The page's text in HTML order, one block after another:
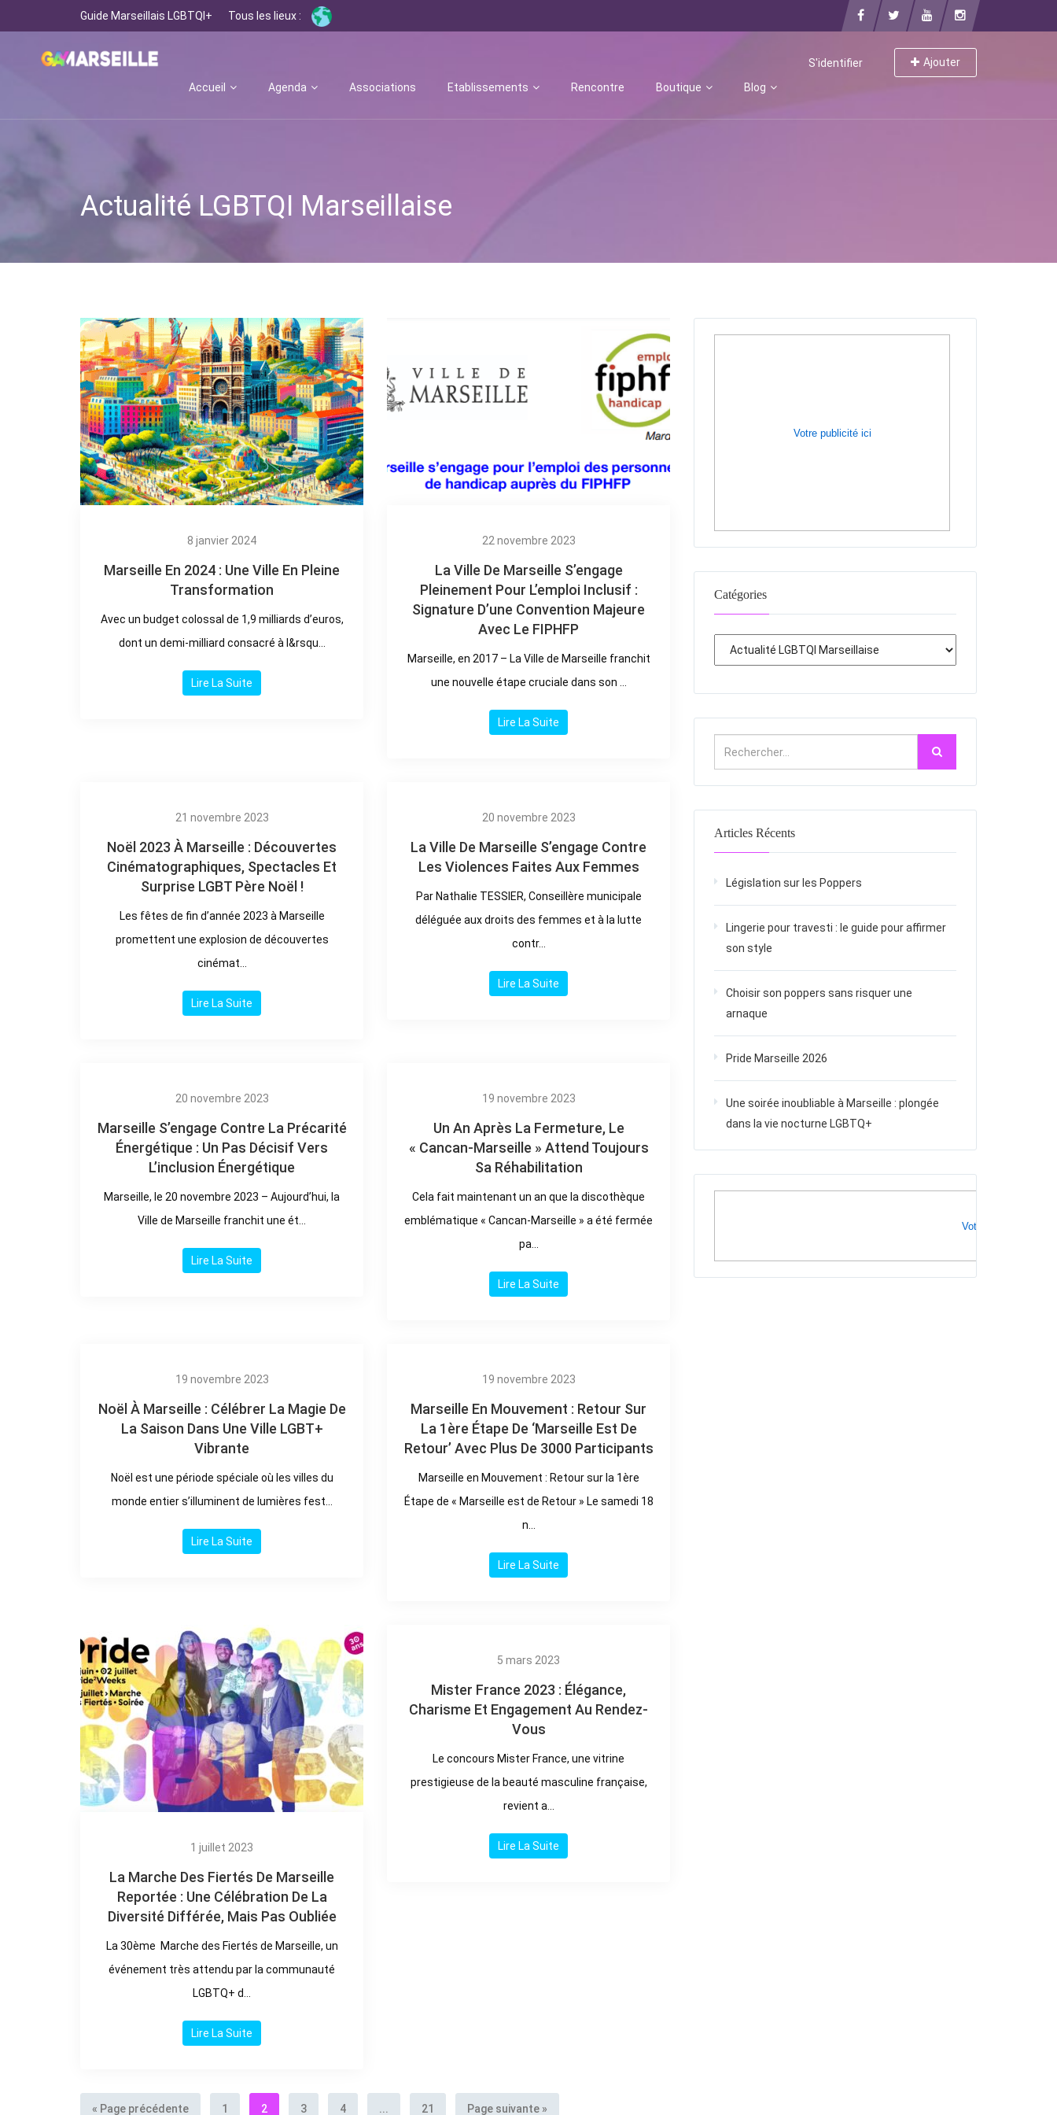
Guide Marseillais LGBTQI+ Tous les lieux :
S'identifier
Ajouter
Accueil
Agenda Associations Etablissements Rencontre Boutique Blog
Actualité LGBTQI Marseillaise
8 janvier 2024
Marseille En 2024 : Une Ville En Pleine
Transformation
Avec un budget colossal de 1,9 milliards d’euros,
dont un demi-milliard consacré à l&rsqu...
Lire La Suite
22 novembre 2023
La Ville De Marseille S’engage
Pleinement Pour L’emploi Inclusif :
Signature D’une Convention Majeure
Avec Le FIPHFP
Marseille, en 2017 – La Ville de Marseille franchit
une nouvelle étape cruciale dans son ...
Lire La Suite
21 novembre 2023
Noël 2023 À Marseille : Découvertes
Cinématographiques, Spectacles Et
Surprise LGBT Père Noël !
Les fêtes de fin d’année 2023 à Marseille
promettent une explosion de découvertes
cinémat...
Lire La Suite
20 novembre 2023
La Ville De Marseille S’engage Contre
Les Violences Faites Aux Femmes
Par Nathalie TESSIER, Conseillère municipale
déléguée aux droits des femmes et à la lutte
contr...
Lire La Suite
20 novembre 2023
Marseille S’engage Contre La Précarité
Énergétique : Un Pas Décisif Vers
L’inclusion Énergétique
Marseille, le 20 novembre 2023 – Aujourd’hui, la
Ville de Marseille franchit une ét...
Lire La Suite
19 novembre 2023
Un An Après La Fermeture, Le
« Cancan-Marseille » Attend Toujours
Sa Réhabilitation
Cela fait maintenant un an que la discothèque
emblématique « Cancan-Marseille » a été fermée
pa...
Lire La Suite
19 novembre 2023
Noël À Marseille : Célébrer La Magie De
La Saison Dans Une Ville LGBT+
Vibrante
Noël est une période spéciale où les villes du
monde entier s’illuminent de lumières fest...
Lire La Suite
19 novembre 2023
Marseille En Mouvement : Retour Sur
La 1ère Étape De ‘Marseille Est De
Retour’ Avec Plus De 3000 Participants
Marseille en Mouvement : Retour sur la 1ère
Étape de « Marseille est de Retour » Le samedi 18
n...
Lire La Suite
1 juillet 2023
La Marche Des Fiertés De Marseille
Reportée : Une Célébration De La
Diversité Différée, Mais Pas Oubliée
La 30ème Marche des Fiertés de Marseille, un
événement très attendu par la communauté
LGBTQ+ d...
Lire La Suite
5 mars 2023
Mister France 2023 : Élégance,
Charisme Et Engagement Au Rendez-
Vous
Le concours Mister France, une vitrine
prestigieuse de la beauté masculine française,
revient a...
Lire La Suite
« Page précédente 1 2 3 4 ... 21 Page suivante »
Votre publicité ici
Catégories
Articles Récents
Législation sur les Poppers
Lingerie pour travesti : le guide pour affirmer
son style
Choisir son poppers sans risquer une
arnaque
Pride Marseille 2026
Une soirée inoubliable à Marseille : plongée
dans la vie nocturne LGBTQ+
Votre publicité ici